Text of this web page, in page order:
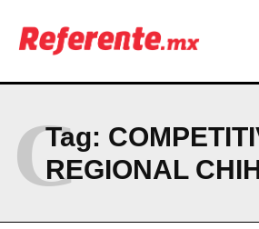
CONTACT
PRIVACY POLICY
NEWSLETTER
Tag:
REGIONAL
C